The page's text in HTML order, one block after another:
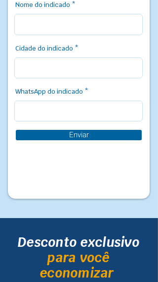
Nome do indicado
Cidade do indicado
WhatsApp do indicado
Enviar
Desconto exclusivo
para você
economizar